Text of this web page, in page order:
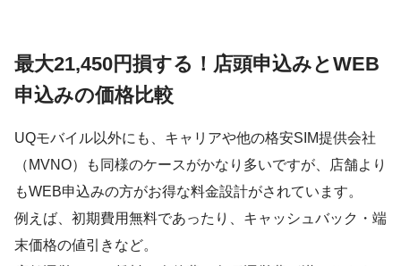
最大21,450円損する！店頭申込みとWEB
申込みの価格比較
UQモバイル以外にも、キャリアや他の格安SIM提供会社
（MVNO）も同様のケースがかなり多いですが、店舗より
もWEB申込みの方がお得な料金設計がされています。
例えば、初期費用無料であったり、キャッシュバック・端
末価格の値引きなど。